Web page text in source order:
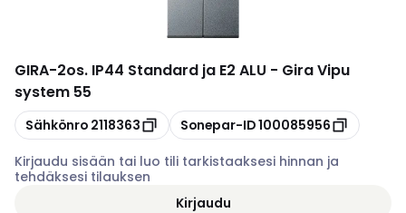
GIRA-2os. IP44 Standard ja E2 ALU - Gira Vipu
system 55
Kopioi
Sähkönro 2118363 Kopioi
Sonepar-ID100085956
Kirjaudu sisään tai luo tili tarkistaaksesi hinnan ja
tehdäksesi tilauksen
Kirjaudu